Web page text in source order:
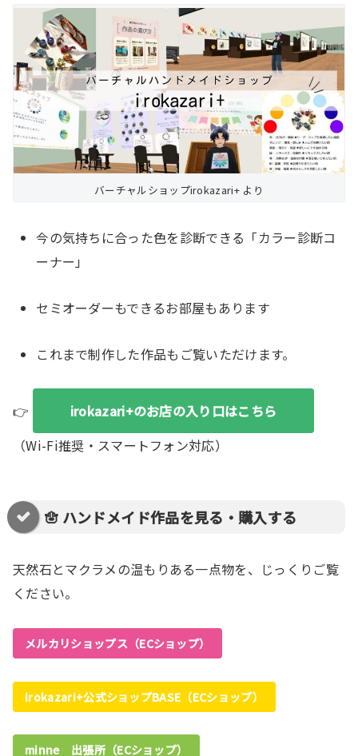
バーチャルショップirokazari+ より
今の気持ちに合った色を診断できる「カラー診断コ
ーナー」
セミオーダーもできるお部屋もあります
これまで制作した作品もご覧いただけます。
👉
irokazari+のお店の入り口はこちら
（Wi-Fi推奨・スマートフォン対応）
🪬 ハンドメイド作品を見る・購入する
天然石とマクラメの温もりある一点物を、じっくりご覧
ください。
メルカリショップス（ECショップ）
irokazari+公式ショップBASE（ECショップ）
minne 出張所（ECショップ）